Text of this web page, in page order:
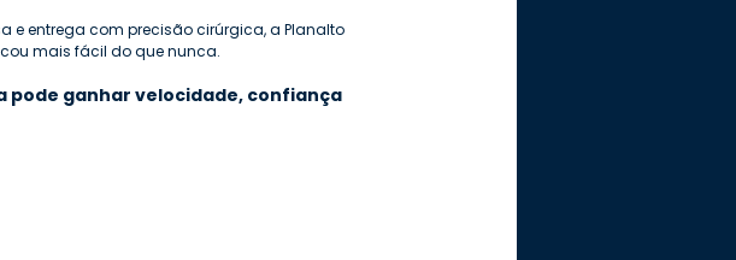
e entrega com precisão cirúrgica, a Planalto
mais fácil do que nunca.
pode ganhar velocidade, confiança